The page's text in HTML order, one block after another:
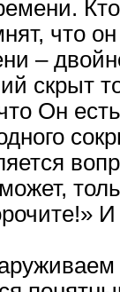
что
–
скрыт
Он